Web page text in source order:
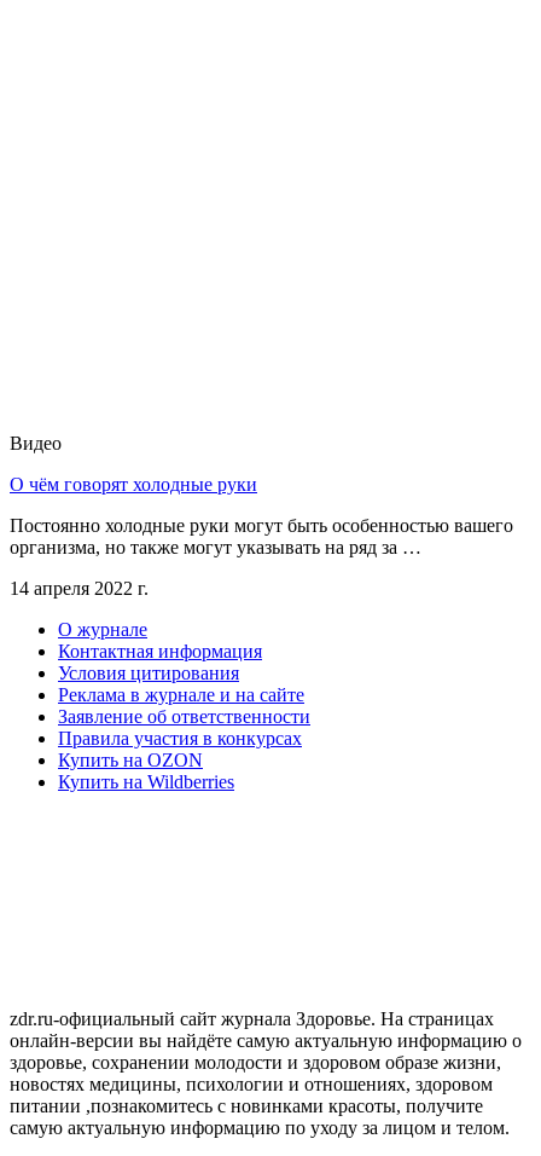
Видео
О чём говорят холодные руки
Постоянно холодные руки могут быть особенностью вашего
организма, но также могут указывать на ряд за …
14 апреля 2022 г.
О журнале
Контактная информация
Условия цитирования
Реклама в журнале и на сайте
Заявление об ответственности
Правила участия в конкурсах
Купить на OZON
Купить на Wildberries
zdr.ru-официальный сайт журнала Здоровье. На страницах
онлайн-версии вы найдёте самую актуальную информацию о
здоровье, сохранении молодости и здоровом образе жизни,
новостях медицины, психологии и отношениях, здоровом
питании ,познакомитесь с новинками красоты, получите
самую актуальную информацию по уходу за лицом и телом.